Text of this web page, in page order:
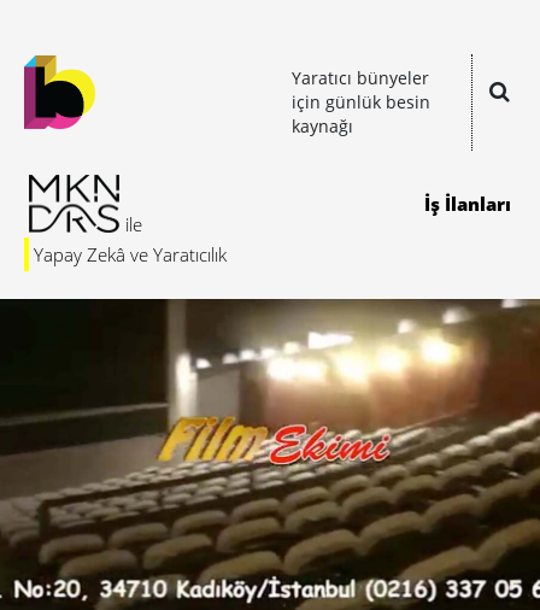
Yaratıcı bünyeler
için günlük besin
kaynağı
Yapay Zekâ ve Yaratıcılık
İş İlanları